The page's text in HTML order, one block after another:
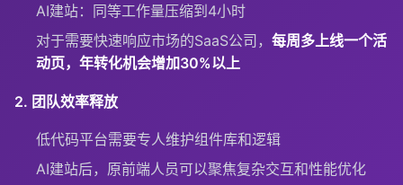
AI建站：同等工作量压缩到4小时
对于需要快速响应市场的SaaS公司， 每周多上线一个活
动页，年转化机会增加30%以上
2. 团队效率释放
低代码平台需要专人维护组件库和逻辑
AI建站后，原前端人员可以聚焦复杂交互和性能优化